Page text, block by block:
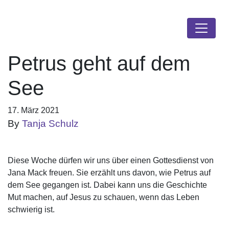
Petrus geht auf dem
See
17. März 2021
By Tanja Schulz
Diese Woche dürfen wir uns über einen Gottesdienst von
Jana Mack freuen. Sie erzählt uns davon, wie Petrus auf
dem See gegangen ist. Dabei kann uns die Geschichte
Mut machen, auf Jesus zu schauen, wenn das Leben
schwierig ist.